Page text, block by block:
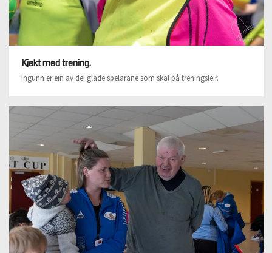
Kjekt med trening.
Ingunn er ein av dei glade spelarane som skal på treningsleir.